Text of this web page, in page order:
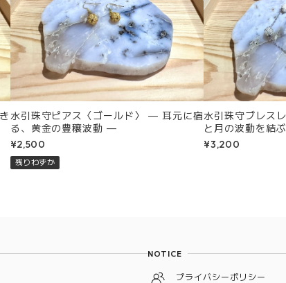
水引珠守ピアス〈ゴールド〉 — 耳元に宿
る、黄金の豊穣波動 —
¥2,500
残りわずか
水引珠守ブレスレ
と月の波動を結
¥3,200
NOTICE
プライバシーポリシー